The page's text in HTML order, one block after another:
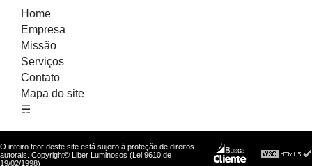
Home
Empresa
Missão
Serviços
Contato
Mapa do site
☴
O inteiro teor deste site está sujeito à proteção de direitos
autorais. Copyright© Liber Luminosos (Lei 9610 de
19/02/1998)